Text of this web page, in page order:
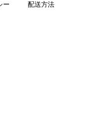
ー 配送方法